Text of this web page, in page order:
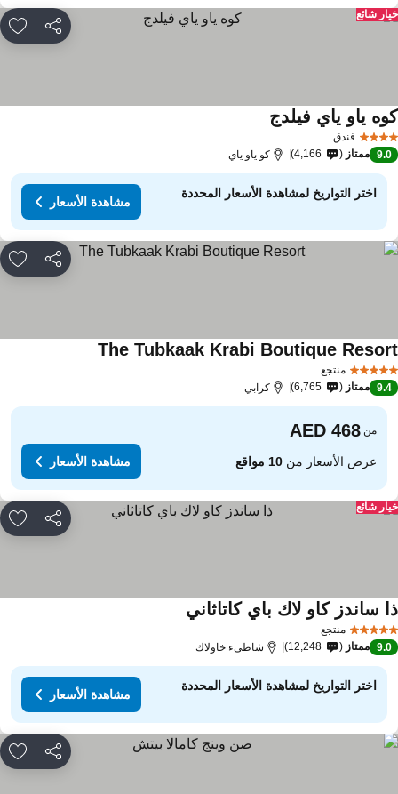
مشاركة
شائع
فندق
ياو ياي فيلدج
9.0 ممتاز 4,166 كو ياو ياي
اختر التواريخ لمشاهدة الأسعار المحددة
مشاهدة الأسعار
مشاركة
منتجع
The Tubkaak Krabi Boutique
9.4 ممتاز 6,765 كرابي
من
عرض الأسعار من10 مواقع مشاهدة الأسعار
مشاركة
شائع
منتجع
ساندز كاو لاك باي كاتاثاني
9.0 ممتاز 12,248 شاطىء خاولاك
اختر التواريخ لمشاهدة الأسعار المحددة
مشاهدة الأسعار
مشاركة